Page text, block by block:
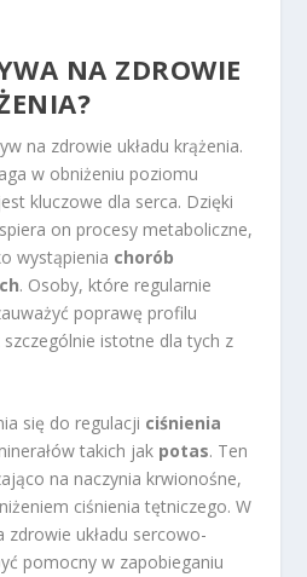
NA ZDROWIE
na zdrowie układu krążenia.
w obniżeniu poziomu
kluczowe dla serca. Dzięki
on procesy metaboliczne,
wystąpienia chorób
. Osoby, które regularnie
poprawę profilu
istotne dla tych z
się do regulacji ciśnienia
takich jak potas. Ten
na naczynia krwionośne,
ciśnienia tętniczego. W
układu sercowo-
pomocny w zapobieganiu